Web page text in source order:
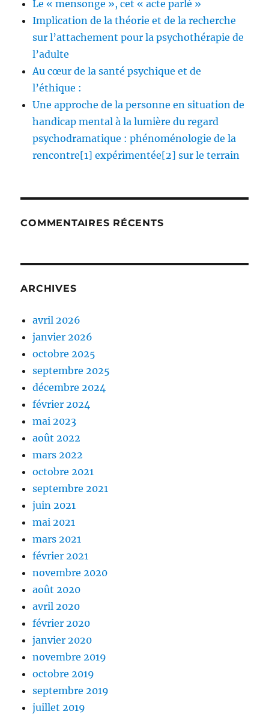
Le « mensonge », cet « acte parlé »
Implication de la théorie et de la recherche
sur l’attachement pour la psychothérapie de
l’adulte
Au cœur de la santé psychique et de
l’éthique :
Une approche de la personne en situation de
handicap mental à la lumière du regard
psychodramatique : phénoménologie de la
rencontre[1] expérimentée[2] sur le terrain
COMMENTAIRES RÉCENTS
ARCHIVES
avril 2026
janvier 2026
octobre 2025
septembre 2025
décembre 2024
février 2024
mai 2023
août 2022
mars 2022
octobre 2021
septembre 2021
juin 2021
mai 2021
mars 2021
février 2021
novembre 2020
août 2020
avril 2020
février 2020
janvier 2020
novembre 2019
octobre 2019
septembre 2019
juillet 2019